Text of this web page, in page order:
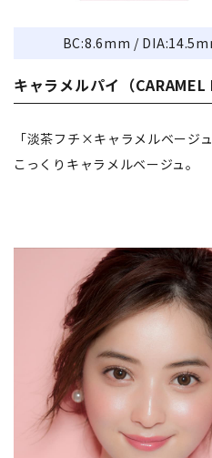
BC:8.6mm /
キャラメルパイ（CARAMEL
「淡茶フチ×キャラメルベージ
こっくりキャラメルベージュ。